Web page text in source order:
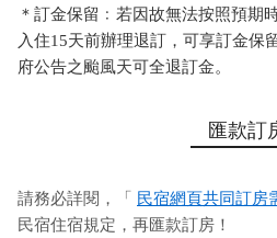
＊訂金保留﹕若因故無法按照預期
入住15天前辦理退訂，可享訂金保
府公告之颱風天可全退訂金。
匯款訂
請務必詳閱，「 民宿網頁共同訂房
民宿住宿規定，再匯款訂房！